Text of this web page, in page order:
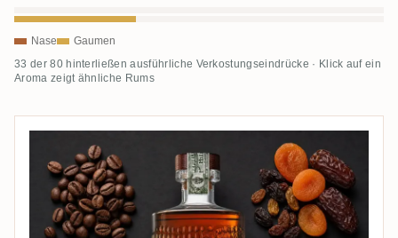
Nase Gaumen
33 der 80 hinterließen ausführliche Verkostungseindrücke · Klick auf ein
Aroma zeigt ähnliche Rums